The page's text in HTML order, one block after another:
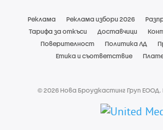
Реклама Реклама избори 2026
Тарифа за откъси
Доставчици
Поверителност
Политика ЛД
Етика и съответствие
© 2026 Нова Броудкастинг Груп ЕООД.